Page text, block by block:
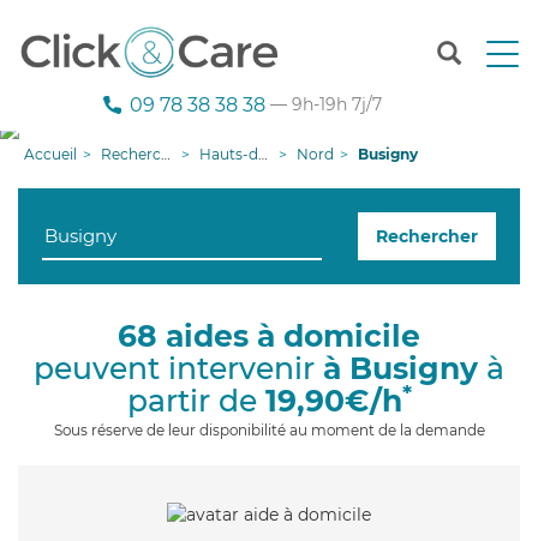
T
n
g
i
09 78 38 38 38 — 9h-19h 7j/7
Accueil Recherche aide à domicile Hauts-de-France Nord Busigny
Rechercher
68 aides à domicile
peuvent intervenir à Busigny à
partir de 19,90€/h*
Sous réserve de leur disponibilité au moment de la demande